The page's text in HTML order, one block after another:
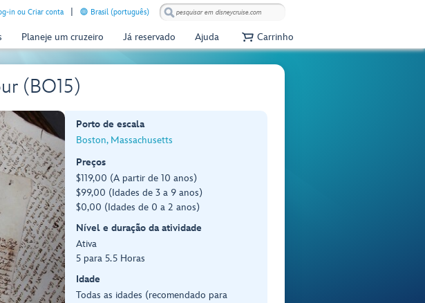
in ou Criar conta Brasil (português)
Planeje um cruzeiro Já reservado Ajuda Carrinho
(BO15)
Porto de escala
Boston, Massachusetts
Preços
$119,00 (A partir de 10 anos)
$99,00 (Idades de 3 a 9 anos)
$0,00 (Idades de 0 a 2 anos)
Nível e duração da atividade
Ativa
5 para 5.5 Horas
Idade
Todas as idades (recomendado para